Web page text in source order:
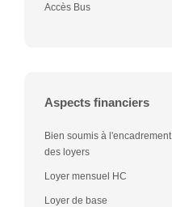
Accès Bus
Aspects financiers
Bien soumis à l'encadrement
des loyers
Loyer mensuel HC
Loyer de base